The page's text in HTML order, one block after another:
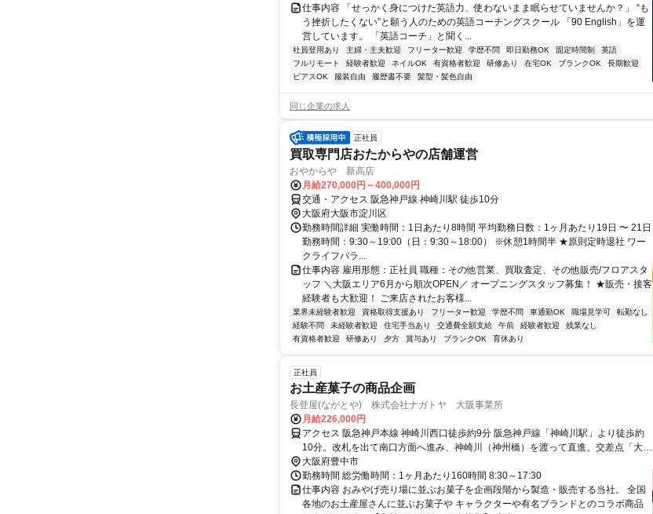
仕事内容 「せっかく身につけた英語力、使わないまま眠らせていませんか？」 “も
う挫折したくない”と願う人のための英語コーチングスクール 「90 English」を運
営しています。 「英語コーチ」と聞く...
社員登用あり 主婦・主夫歓迎 フリーター歓迎 学歴不問 即日勤務OK 固定時間制
英語
フルリモート
経験者歓迎 ネイルOK 有資格者歓迎 研修あり 在宅OK ブランクOK
長期歓迎
ピアスOK
服装自由 履歴書不要 髪型・髪色自由
同じ企業の求人
正社員
買取専門店おたからやの店舗運営
おやからや 新高店
月給270,000円～400,000円
交通・アクセス 阪急神戸線 神崎川駅 徒歩10分
大阪府大阪市淀川区
勤務時間詳細 実働時間：1日あたり8時間 平均勤務日数：1ヶ月あたり19日 〜 21日
勤務時間：9:30～19:00（日：9:30～18:00） ※休憩1時間半 ★原則定時退社 ワー
クライフバラ...
仕事内容 雇用形態：正社員 職種：その他営業、買取査定、その他販売/フロアスタ
ッフ ＼大阪エリア6月から順次OPEN／ オープニングスタッフ募集！ ★販売・接客
経験者も大歓迎！ ご来店されたお客様...
業界未経験者歓迎 資格取得支援あり フリーター歓迎 学歴不問 車通勤OK 職場見学可
転勤なし
経験不問
未経験者歓迎 住宅手当あり 交通費全額支給 午前 経験者歓迎
残業なし
有資格者歓迎
研修あり 夕方 賞与あり ブランクOK 育休あり
正社員
お土産菓子の商品企画
長登屋(ながとや) 株式会社ナガトヤ 大阪事業所
月給226,000円
アクセス 阪急神戸本線 神崎川西口徒歩約9分 阪急神戸線「神崎川駅」より徒歩約
10分。改札を出て南口方面へ進み、神崎川（神州橋）を渡って直進。交差点「大島
町2」を右折すると正面に大阪事業所がございます。正面入口はローソンとは反対
側です。マイカー通勤要相談(バイク通勤不可) UIターン歓迎！
大阪府豊中市
勤務時間 総労働時間：1ヶ月あたり160時間 8:30～17:30
仕事内容 おみやげ売り場に並ぶお菓子を企画段階から製造・販売する当社。 全国
各地のお土産屋さんに並ぶお菓子や キャラクターや有名ブランドとのコラボ商品